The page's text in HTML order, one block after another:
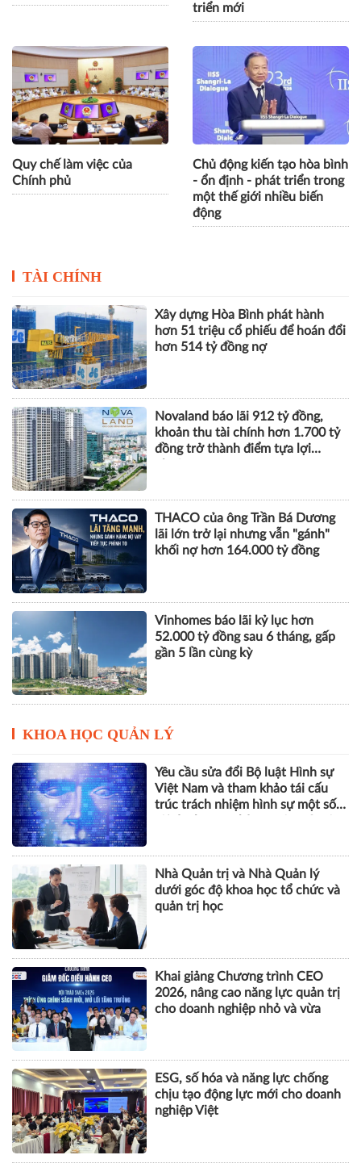
triển mới
Quy chế làm việc của
Chính phủ
Chủ động kiến tạo hòa bình
- ổn định - phát triển trong
một thế giới nhiều biến
động
TÀI CHÍNH
Xây dựng Hòa Bình phát hành
hơn 51 triệu cổ phiếu để hoán đổi
hơn 514 tỷ đồng nợ
Novaland báo lãi 912 tỷ đồng,
khoản thu tài chính hơn 1.700 tỷ
đồng trở thành điểm tựa lợi
THACO của ông Trần Bá Dương
lãi lớn trở lại nhưng vẫn "gánh"
khối nợ hơn 164.000 tỷ đồng
Vinhomes báo lãi kỷ lục hơn
52.000 tỷ đồng sau 6 tháng, gấp
gần 5 lần cùng kỳ
KHOA HỌC QUẢN LÝ
Yêu cầu sửa đổi Bộ luật Hình sự
Việt Nam và tham khảo tái cấu
trúc trách nhiệm hình sự một số
Nhà Quản trị và Nhà Quản lý
dưới góc độ khoa học tổ chức và
quản trị học
Khai giảng Chương trình CEO
2026, nâng cao năng lực quản trị
cho doanh nghiệp nhỏ và vừa
ESG, số hóa và năng lực chống
chịu tạo động lực mới cho doanh
nghiệp Việt